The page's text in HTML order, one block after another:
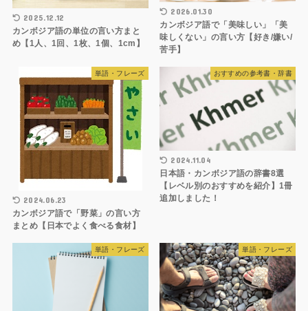
2025.12.12
カンボジア語の単位の言い方まと
め【1人、1回、1枚、1個、1cm】
2026.01.30
カンボジア語で「美味しい」「美
味しくない」の言い方【好き/嫌い/
苦手】
単語・フレーズ
2024.06.23
カンボジア語で「野菜」の言い方
まとめ【日本でよく食べる食材】
おすすめの参考書・辞書
2024.11.04
日本語・カンボジア語の辞書8選
【レベル別のおすすめを紹介】1冊
追加しました！
単語・フレーズ 単語・フレーズ